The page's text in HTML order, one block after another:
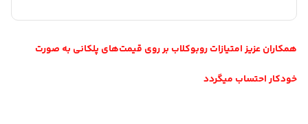
همکاران عزیز امتیازات روبوکلاب بر روی قیمت‌های پلکانی به صورت
خودکار احتساب میگردد